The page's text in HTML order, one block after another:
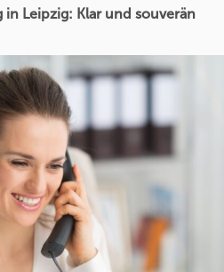
Leipzig: Klar und souverän